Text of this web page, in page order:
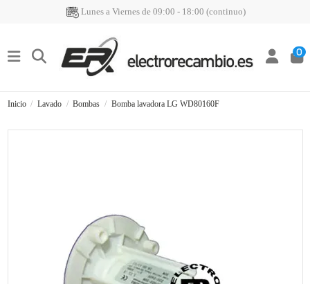
Lunes a Viernes de 09:00 - 18:00 (continuo)
0
Inicio Lavado Bombas Bomba lavadora LG WD80160F